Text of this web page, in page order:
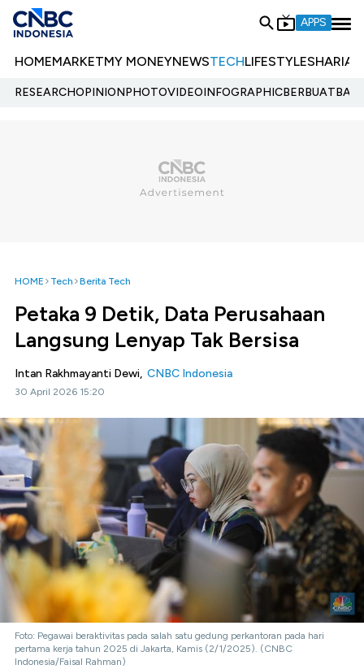
APPS
HOMEMARKETMY MONEYNEWSTECHLIFESTYLESHARIA
RESEARCHOPINIONPHOTOVIDEOINFOGRAPHIC
HOME Tech Berita Tech
Petaka 9 Detik, Data Perusahaan
Langsung Lenyap Tak Bersisa
Intan Rakhmayanti Dewi, CNBC Indonesia
30 April 2026 15:20
Foto: Pegawai beraktivitas pada salah satu gedung perkantoran pada hari
pertama kerja tahun 2025 di Jakarta, Kamis (2/1/2025). (CNBC
Indonesia/Faisal Rahman)